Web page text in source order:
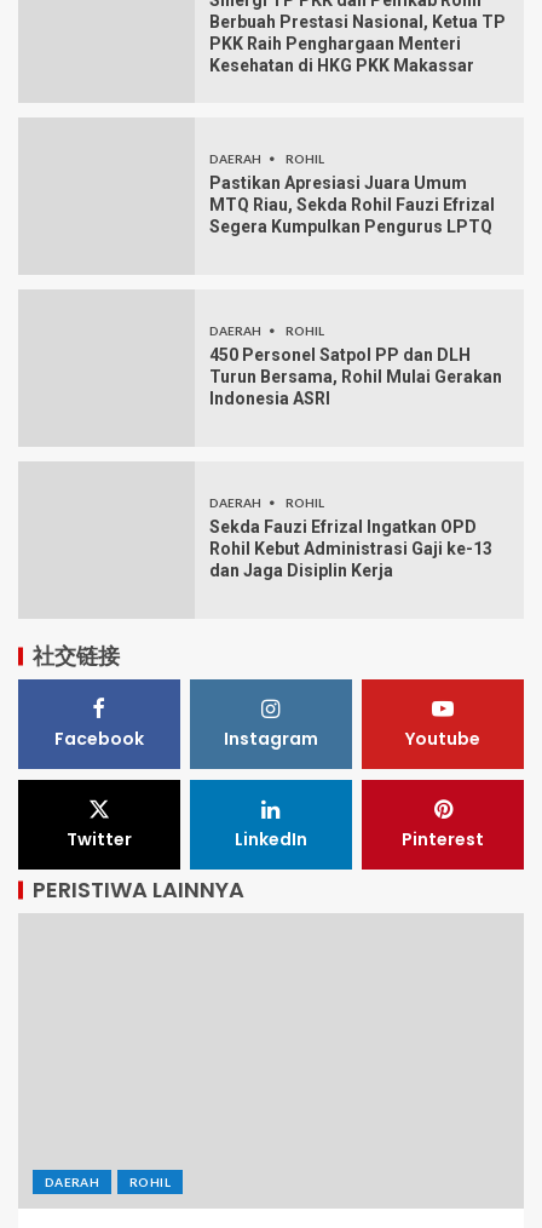
Berbuah Prestasi Nasional, Ketua TP
PKK Raih Penghargaan Menteri
Kesehatan di HKG PKK Makassar
DAERAH ROHIL
Pastikan Apresiasi Juara Umum
MTQ Riau, Sekda Rohil Fauzi Efrizal
Segera Kumpulkan Pengurus LPTQ
DAERAH ROHIL
450 Personel Satpol PP dan DLH
Turun Bersama, Rohil Mulai Gerakan
Indonesia ASRI
DAERAH ROHIL
Sekda Fauzi Efrizal Ingatkan OPD
Rohil Kebut Administrasi Gaji ke-13
dan Jaga Disiplin Kerja
社交链接
Facebook Instagram Youtube
Twitter LinkedIn Pinterest
PERISTIWA LAINNYA
DAERAH ROHIL